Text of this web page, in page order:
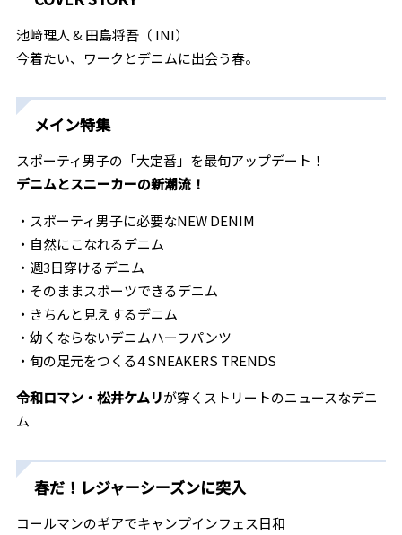
池﨑理人 & 田島将吾（ INI）
今着たい、ワークとデニムに出会う春。
メイン特集
スポーティ男子の「大定番」を最旬アップデート！
デニムとスニーカーの新潮流！
・スポーティ男子に必要なNEW DENIM
・自然にこなれるデニム
・週3日穿けるデニム
・そのままスポーツできるデニム
・きちんと見えするデニム
・幼くならないデニムハーフパンツ
・旬の足元をつくる4 SNEAKERS TRENDS
令和ロマン・松井ケムリが穿くストリートのニュースなデニ
ム
春だ！レジャーシーズンに突入
コールマンのギアでキャンプインフェス日和